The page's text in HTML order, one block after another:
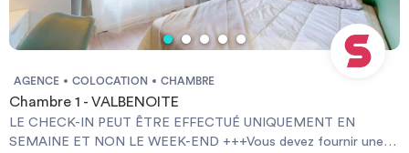
AGENCE COLOCATION CHAMBRE
Chambre 1 - VALBENOITE
LE CHECK-IN PEUT ÊTRE EFFECTUÉ UNIQUEMENT EN
SEMAINE ET NON LE WEEK-END +++Vous devez fournir une